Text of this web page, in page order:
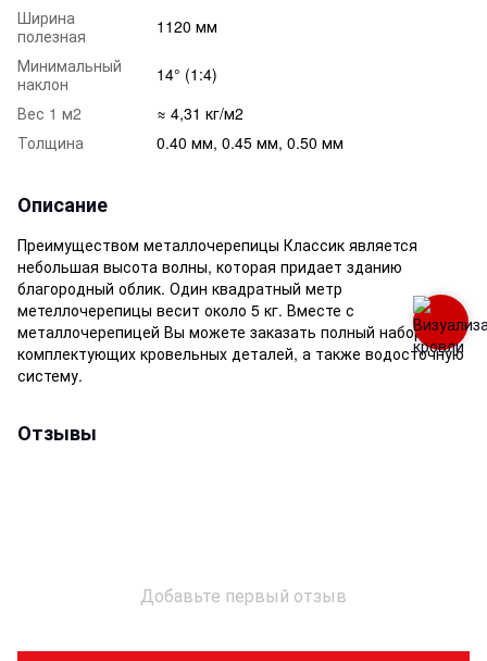
Ширина
полезная
1120 мм
Минимальный
наклон
14° (1:4)
Вес 1 м2
≈ 4,31 кг/м2
Толщина
0.40 мм, 0.45 мм, 0.50 мм
Описание
Преимуществом металлочерепицы Классик является
небольшая высота волны, которая придает зданию
благородный облик. Один квадратный метр
метеллочерепицы весит около 5 кг. Вместе с
металлочерепицей Вы можете заказать полный набор
комплектующих кровельных деталей, а также водосточную
систему.
Отзывы
Добавьте первый отзыв